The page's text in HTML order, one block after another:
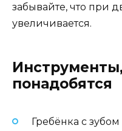
забывайте, что при
увеличивается.
понадобятся
Гребёнка с